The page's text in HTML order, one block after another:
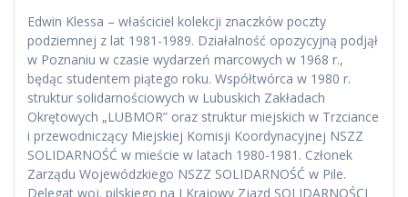
Edwin Klessa – właściciel kolekcji znaczków poczty
podziemnej z lat 1981-1989. Działalność opozycyjną podjął
w Poznaniu w czasie wydarzeń marcowych w 1968 r.,
będąc studentem piątego roku. Współtwórca w 1980 r.
struktur solidarnościowych w Lubuskich Zakładach
Okrętowych „LUBMOR” oraz struktur miejskich w Trzciance
i przewodniczący Miejskiej Komisji Koordynacyjnej NSZZ
SOLIDARNOŚĆ w mieście w latach 1980-1981. Członek
Zarządu Wojewódzkiego NSZZ SOLIDARNOŚĆ w Pile.
Delegat woj. pilskiego na I Krajowy Zjazd SOLIDARNOŚCI